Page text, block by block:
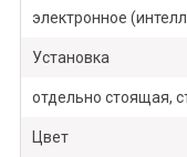
электронное
Установка
отдельно стоящая,
Цвет